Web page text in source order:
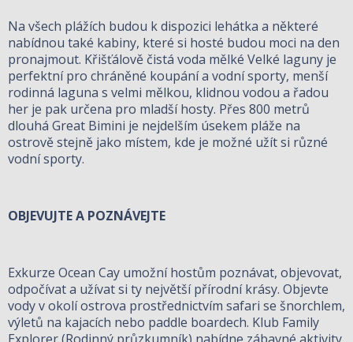
Na všech plážích budou k dispozici lehátka a některé
nabídnou také kabiny, které si hosté budou moci na den
pronajmout. Křišťálově čistá voda mělké Velké laguny je
perfektní pro chráněné koupání a vodní sporty, menší
rodinná laguna s velmi mělkou, klidnou vodou a řadou
her je pak určena pro mladší hosty. Přes 800 metrů
dlouhá Great Bimini je nejdelším úsekem pláže na
ostrově stejně jako místem, kde je možné užít si různé
vodní sporty.
OBJEVUJTE A POZNÁVEJTE
Exkurze Ocean Cay umožní hostům poznávat, objevovat,
odpočívat a užívat si ty největší přírodní krásy. Objevte
vody v okolí ostrova prostřednictvím safari se šnorchlem,
výletů na kajacích nebo paddle boardech. Klub Family